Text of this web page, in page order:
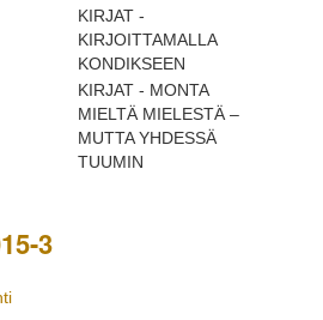
KIRJAT -
KIRJOITTAMALLA
KONDIKSEEN
KIRJAT - MONTA
MIELTÄ MIELESTÄ –
MUTTA YHDESSÄ
TUUMIN
3